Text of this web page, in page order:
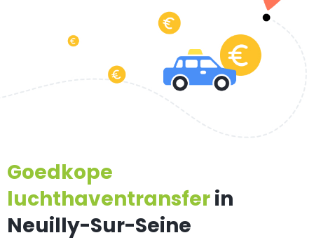
Goedkope
luchthaventransferin
Neuilly-Sur-Seine